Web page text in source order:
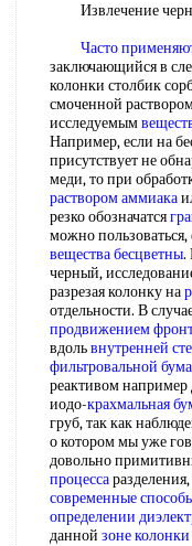
Извлечение
Часто
заключающийся в
колонки столбик
смоченной
исследуемым
Например, если на
присутствует не
меди, то при
раствором аммиака
резко обозначатся
можно
вещества бесцветны.
черный,
разрезая колонку на
отдельности. В
продвижением
вдольвнутренней
фильтровальной
реактивом например
иодо-крахмальная
груб, так как
о котором мы уже
довольно
процесса
современные
определении
данной зоне колонки